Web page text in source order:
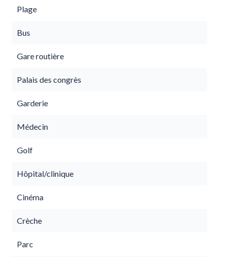
Plage
Bus
Gare routière
Palais des congrès
Garderie
Médecin
Golf
Hôpital/clinique
Cinéma
Crèche
Parc